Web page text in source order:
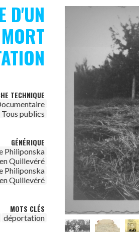
D'UN
TECHNIQUE
Tous publics
GÉNÉRIQUE
Philiponska
Quillevéré
Philiponska
Quillevéré
MOTS CLÉS
déportation